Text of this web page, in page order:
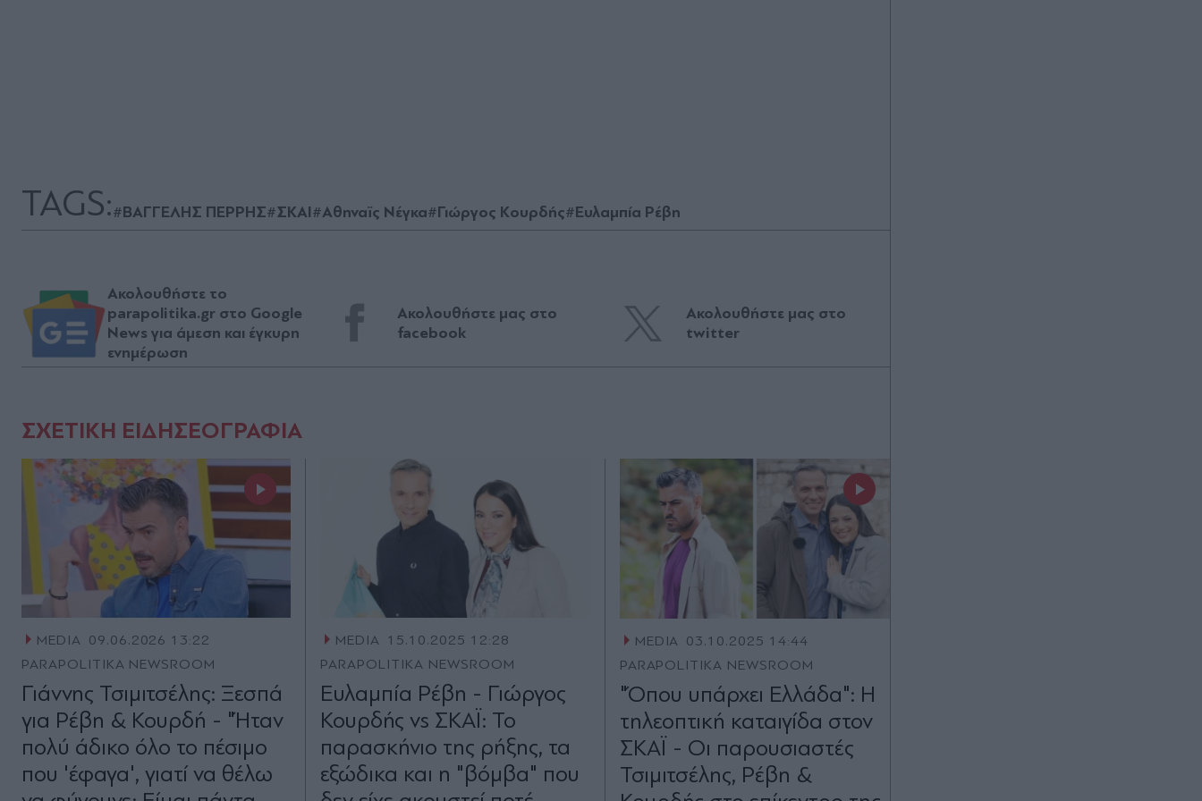
TAGS:#ΒΑΓΓΕΛΗΣ ΠΕΡΡΗΣ#ΣΚΑΙ#Αθηναϊς Νέγκα#Γιώργος Κουρδής#Ευλαμπία Ρέβη
Ακολουθήστε το
parapolitika.gr στο Google
News για άμεση και έγκυρη
ενημέρωση
Ακολουθήστε μας στο
facebook
Ακολουθήστε μας στο
twitter
ΣΧΕΤΙΚΗ ΕΙΔΗΣΕΟΓΡΑΦΙΑ
MEDIA 09.06.2026 13:22
PARAPOLITIKA NEWSROOM
Γιάννης Τσιμιτσέλης: Ξεσπά
για Ρέβη & Κουρδή - "Ήταν
πολύ άδικο όλο το πέσιμο
που 'έφαγα', γιατί να θέλω
MEDIA 15.10.2025 12:28
PARAPOLITIKA NEWSROOM
Ευλαμπία Ρέβη - Γιώργος
Κουρδής vs ΣΚΑΪ: Το
παρασκήνιο της ρήξης, τα
εξώδικα και η "βόμβα" που
MEDIA 03.10.2025 14:44
PARAPOLITIKA NEWSROOM
"Όπου υπάρχει Ελλάδα": Η
τηλεοπτική καταιγίδα στον
ΣΚΑΪ - Οι παρουσιαστές
Τσιμιτσέλης, Ρέβη &